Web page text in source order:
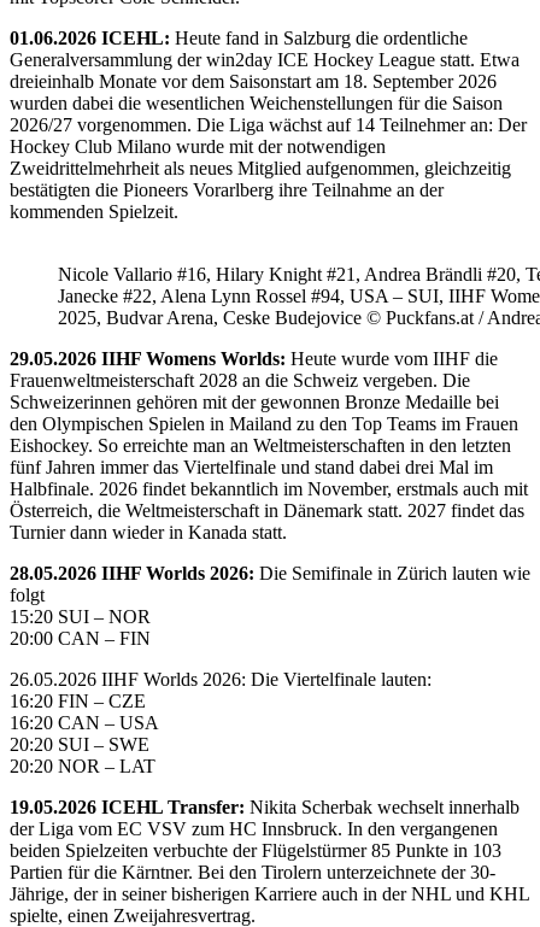
01.06.2026 ICEHL: Heute fand in Salzburg die ordentliche
Generalversammlung der win2day ICE Hockey League statt. Etwa
dreieinhalb Monate vor dem Saisonstart am 18. September 2026
wurden dabei die wesentlichen Weichenstellungen für die Saison
2026/27 vorgenommen. Die Liga wächst auf 14 Teilnehmer an: Der
Hockey Club Milano wurde mit der notwendigen
Zweidrittelmehrheit als neues Mitglied aufgenommen, gleichzeitig
bestätigten die Pioneers Vorarlberg ihre Teilnahme an der
kommenden Spielzeit.
Nicole Vallario #16, Hilary Knight #21, Andrea Brändli #20,
Janecke #22, Alena Lynn Rossel #94, USA – SUI, IIHF
2025, Budvar Arena, Ceske Budejovice © Puckfans.at /
29.05.2026 IIHF Womens Worlds: Heute wurde vom IIHF die
Frauenweltmeisterschaft 2028 an die Schweiz vergeben. Die
Schweizerinnen gehören mit der gewonnen Bronze Medaille bei
den Olympischen Spielen in Mailand zu den Top Teams im Frauen
Eishockey. So erreichte man an Weltmeisterschaften in den letzten
fünf Jahren immer das Viertelfinale und stand dabei drei Mal im
Halbfinale. 2026 findet bekanntlich im November, erstmals auch mit
Österreich, die Weltmeisterschaft in Dänemark statt. 2027 findet das
Turnier dann wieder in Kanada statt.
28.05.2026 IIHF Worlds 2026: Die Semifinale in Zürich lauten wie
folgt
15:20 SUI – NOR
20:00 CAN – FIN
26.05.2026 IIHF Worlds 2026: Die Viertelfinale lauten:
16:20 FIN – CZE
16:20 CAN – USA
20:20 SUI – SWE
20:20 NOR – LAT
19.05.2026 ICEHL Transfer: Nikita Scherbak wechselt innerhalb
der Liga vom EC VSV zum HC Innsbruck. In den vergangenen
beiden Spielzeiten verbuchte der Flügelstürmer 85 Punkte in 103
Partien für die Kärntner. Bei den Tirolern unterzeichnete der 30-
Jährige, der in seiner bisherigen Karriere auch in der NHL und KHL
spielte, einen Zweijahresvertrag.